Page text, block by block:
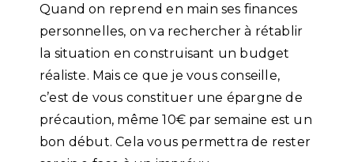
Quand on reprend en main ses finances
personnelles, on va rechercher à rétablir
la situation en construisant un budget
réaliste. Mais ce que je vous conseille,
c’est de vous constituer une épargne de
précaution, même 10€ par semaine est un
bon début. Cela vous permettra de rester